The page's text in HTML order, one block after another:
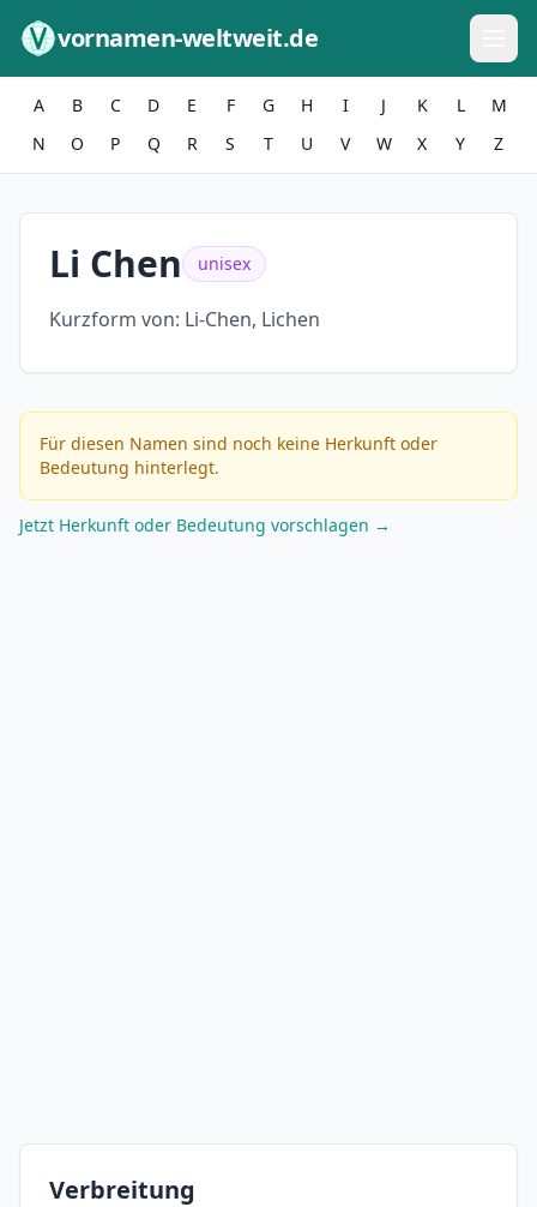
vornamen-weltweit.de
A B C D E F G H I J K L
M
N
O P Q R S T U V W X Y Z
Li Chen unisex
Kurzform von: Li-Chen, Lichen
Für diesen Namen sind noch keine Herkunft oder
Bedeutung hinterlegt.
Jetzt Herkunft oder Bedeutung vorschlagen →
Verbreitung